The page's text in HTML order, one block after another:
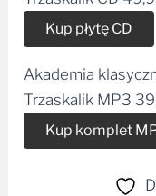
Kup płytę CD
Akademia
Trzaskalik MP3
Kup komplet